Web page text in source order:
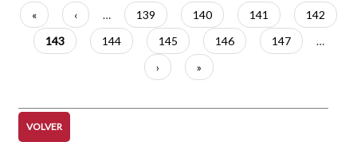
Paginación
Primera
página
«
Página
anterior
‹ … Página
139 Página
140 Página
141 Página
142
Página
actual
143 Página
144 Página
145 Página
146 Página
147
…
Siguiente
página
›
Última
página
»
VOLVER